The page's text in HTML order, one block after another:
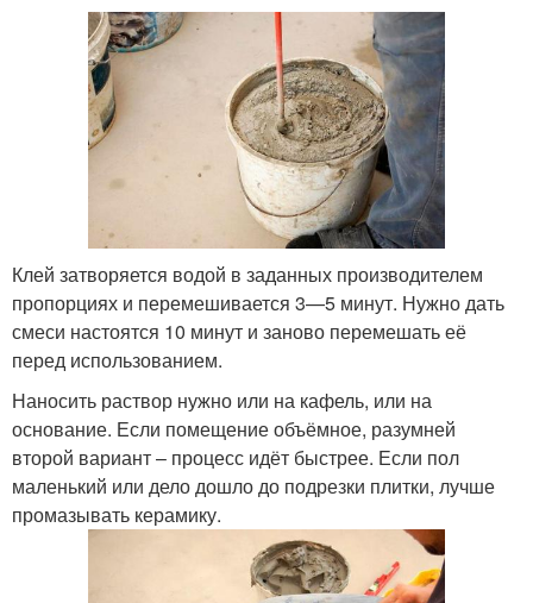
Клей затворяется водой в заданных производителем
пропорциях и перемешивается 3—5 минут. Нужно дать
смеси настоятся 10 минут и заново перемешать её
перед использованием.
Наносить раствор нужно или на кафель, или на
основание. Если помещение объёмное, разумней
второй вариант – процесс идёт быстрее. Если пол
маленький или дело дошло до подрезки плитки, лучше
промазывать керамику.